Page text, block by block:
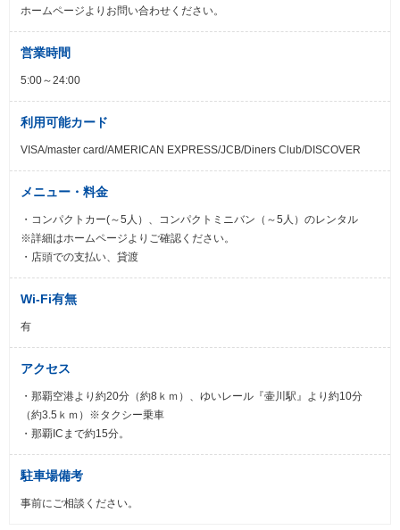
ホームページよりお問い合わせください。
営業時間
5:00～24:00
利用可能カード
VISA/master card/AMERICAN EXPRESS/JCB/Diners Club/DISCOVER
メニュー・料金
・コンパクトカー(～5人）、コンパクトミニバン（～5人）のレンタル
※詳細はホームページよりご確認ください。
・店頭での支払い、貸渡
Wi-Fi有無
有
アクセス
・那覇空港より約20分（約8ｋｍ）、ゆいレール『壷川駅』より約10分
（約3.5ｋｍ）※タクシー乗車
・那覇ICまで約15分。
駐車場備考
事前にご相談ください。